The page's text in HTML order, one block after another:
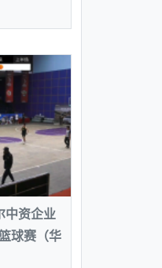
中资企业
球赛（华